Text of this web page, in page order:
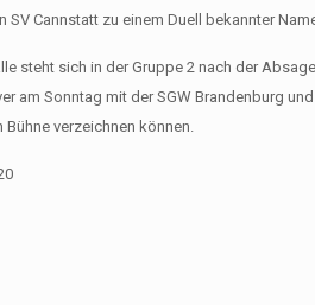
Cannstatt zu einem Duell bekannter
steht sich in der Gruppe 2 nach der
am Sonntag mit der SGW Brandenburg
verzeichnen können.